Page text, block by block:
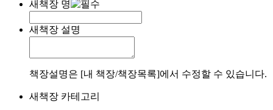
새책장 명
새책장 설명
책장설명은 [내 책장/책장목록]에서 수정할 수 있습니다.
새책장 카테고리